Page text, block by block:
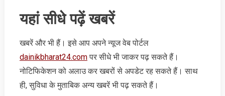
यहां सीधे पढ़ें खबरें
खबरें और भी हैं। इसे आप अपने न्‍यूज वेब पोर्टल
dainikbharat24.comपर सीधे भी जाकर पढ़ सकते हैं।
नोटिफिकेशन को अलाउ कर खबरों से अपडेट रह सकते हैं। साथ
ही, सुविधा के मुताबिक अन्‍य खबरें भी पढ़ सकते हैं।